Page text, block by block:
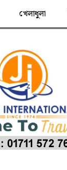
খেলাধুলা